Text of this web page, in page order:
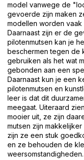
model vanwege de
gevoerde zijn maken
modellen worden
Daarnaast zijn er de
pilotenmutsen kan je
beschermen tegen de
gebruiken als het wat
gebonden aan een
Daarnaast kun je een
pilotenmutsen en
leer is dat dit
meegaat. Uiteraard
mooier uit, ze zijn
mutsen zijn
zijn ze een stuk
en ze behouden de
weersomstandigheden.